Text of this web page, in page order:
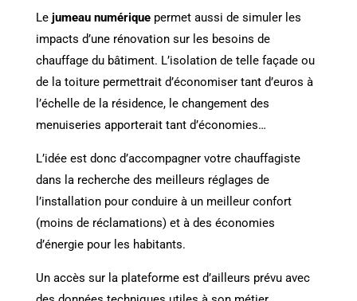
Lejumeau numériquepermet aussi de simuler les
impacts d’une rénovation sur les besoins de
chauffage du bâtiment. L’isolation de telle façade ou
de la toiture permettrait d’économiser tant d’euros à
l’échelle de la résidence, le changement des
menuiseries apporterait tant d’économies…
L’idée est donc d’accompagner votre chauffagiste
dans la recherche des meilleurs réglages de
l’installation pour conduire à un meilleur confort
(moins de réclamations) et à des économies
d’énergie pour les habitants.
Un accès sur la plateforme est d’ailleurs prévu avec